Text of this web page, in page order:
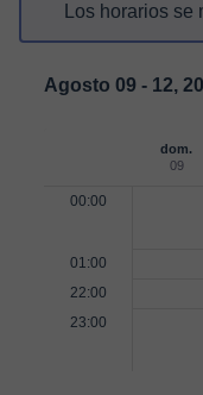
Los horarios
Agosto 09 - 12,
dom.
09
00:00
01:00
22:00
23:00